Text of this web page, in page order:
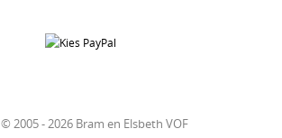
© 2005 - 2026 Bram en Elsbeth VOF